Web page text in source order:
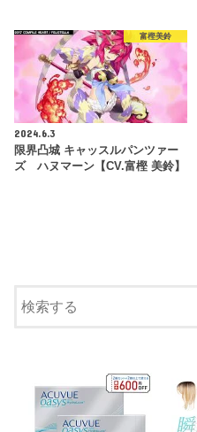
富樫美鈴
2024.6.3
限界凸城 キャッスルパンツァー
ズ ハヌマーン【CV.富樫 美鈴】